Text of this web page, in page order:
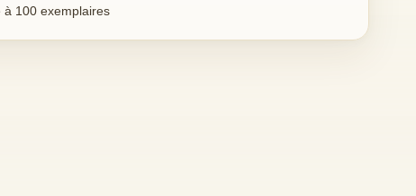
à 100 exemplaires